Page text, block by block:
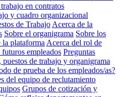
en contratos
y cuadro organizacional
de Trabajo Acerca de la
Sobre el organigrama Sobre los
la plataforma Acerca del rol de
empleados Preguntas
de trabajo y organigrama
de prueba de los empleados/as?
del equipo de reclutamiento
Grupos de cotización y